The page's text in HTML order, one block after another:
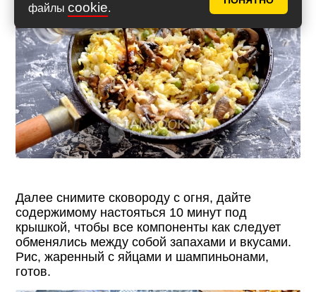
файлы cookie.
Далее снимите сковороду с огня, дайте
содержимому настояться 10 минут под
крышкой, чтобы все компоненты как следует
обменялись между собой запахами и вкусами.
Рис, жаренный с яйцами и шампиньонами,
готов.